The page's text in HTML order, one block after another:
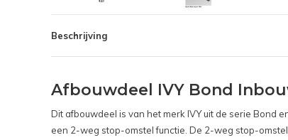
Beschrijving
Afbouwdeel IVY Bond
Dit afbouwdeel is van het merk IVY uit de serie Bond
een 2-weg stop-omstel functie. De 2-weg stop-